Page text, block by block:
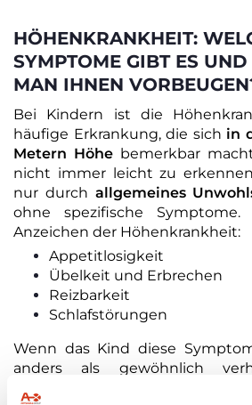
HÖHENKRANKHEIT:
SYMPTOME GIBT ES
MAN IHNEN
Bei Kindern ist die
häufige Erkrankung, die sich in
Metern Höhebemerkbar
nicht immer leicht zu
nur durch allgemeines
ohne spezifische
Anzeichen der Höhenkrankheit:
Appetitlosigkeit
Übelkeit und Erbrechen
Reizbarkeit
Schlafstörungen
Wenn das Kind diese
anders als gewöhnlich